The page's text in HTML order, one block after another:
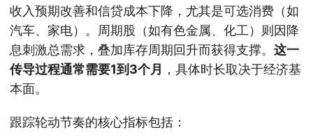
收入预期改善和信贷成本下降，尤其是可选消费（如
汽车、家电）。周期股（如有色金属、化工）则因降
息刺激总需求，叠加库存周期回升而获得支撑。 这一
传导过程通常需要1到3个月 ，具体时长取决于经济基
本面。
跟踪轮动节奏的核心指标包括：